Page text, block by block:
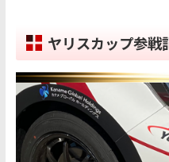
ヤリスカップ参戦